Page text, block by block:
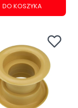
DO KOSZYKA